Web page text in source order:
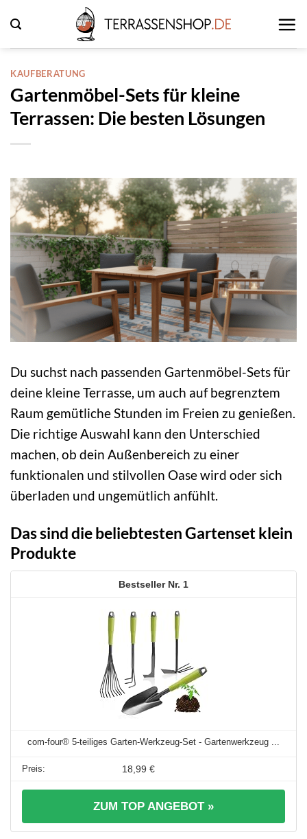
Inhalt
springen
KAUFBERATUNG
Gartenmöbel-Sets für kleine
Terrassen: Die besten Lösungen
Du suchst nach passenden Gartenmöbel-Sets für
deine kleine Terrasse, um auch auf begrenztem
Raum gemütliche Stunden im Freien zu genießen.
Die richtige Auswahl kann den Unterschied
machen, ob dein Außenbereich zu einer
funktionalen und stilvollen Oase wird oder sich
überladen und ungemütlich anfühlt.
Das sind die beliebtesten Gartenset klein
Produkte
1
com-four® 5-teiliges Garten-Werkzeug-Set - Gartenwerkzeug ...
18,99 €
ZUM TOP ANGEBOT »